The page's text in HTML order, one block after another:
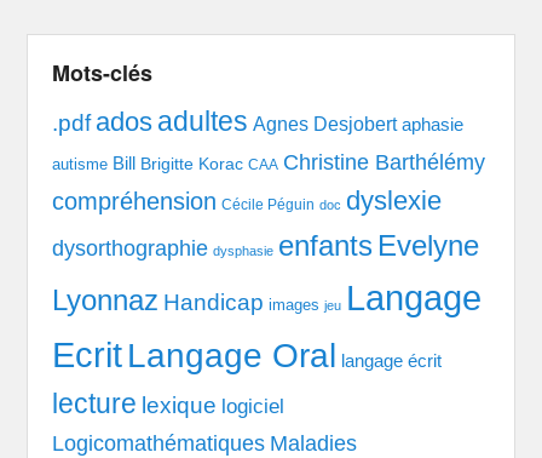
Mots-clés
.pdf ados adultes Agnes Desjobert aphasie
autisme Bill Brigitte Korac CAA Christine Barthélémy
compréhension Cécile Péguin doc dyslexie
dysorthographie dysphasie enfants Evelyne
Lyonnaz Handicap images jeu Langage
EcritLangage Oral langage écrit
lecture lexique logiciel
Logicomathématiques Maladies